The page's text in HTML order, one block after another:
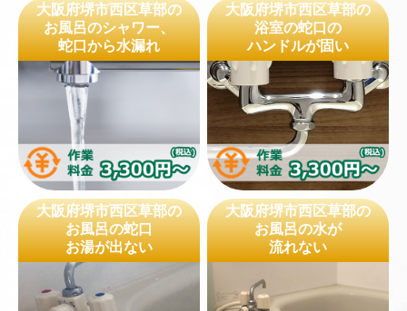
大阪府堺市西区草部の
お風呂のシャワー、
蛇口から水漏れ
大阪府堺市西区草部の
浴室の蛇口の
ハンドルが固い
大阪府堺市西区草部の
お風呂の蛇口
お湯が出ない
大阪府堺市西区草部の
お風呂の水が
流れない